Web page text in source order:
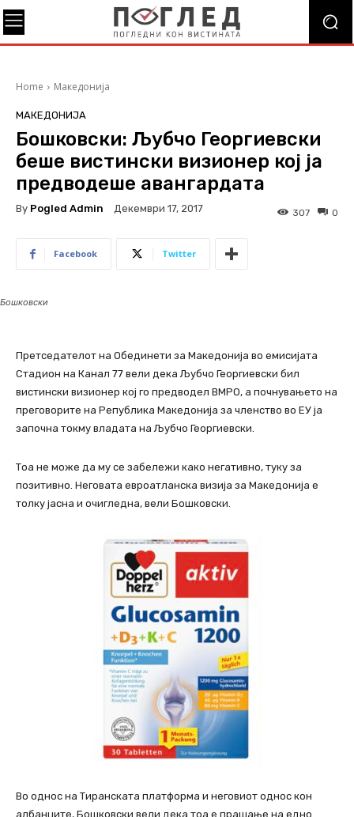
Home Македонија
МАКЕДОНИЈА
Бошковски: Љубчо Георгиевски
беше вистински визионер кој ја
предводеше авангардата
By Pogled Admin Декември 17, 2017 0
307
Facebook Twitter
Бошковски
Претседателот на Обединети за Македонија во емисијата
Стадион на Канал 77 вели дека Љубчо Георгиевски бил
вистински визионер кој го предводел ВМРО, а почнувањето на
преговорите на Република Македонија за членство во ЕУ ја
започна токму владата на Љубчо Георгиевски.
Тоа не може да му се забележи како негативно, туку за
позитивно. Неговата евроатланска визија за Македонија е
толку јасна и очигледна, вели Бошковски.
Во однос на Тиранската платформа и неговиот однос кон
албанците, Бошковски вели дека тоа е прашање на едно